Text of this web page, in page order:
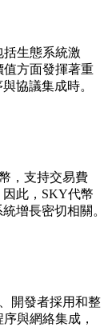
生態系統激
方面發揮著重
協議集成時。
，支持交易費
此，SKY代幣
增長密切相關。
開發者採用和整
與網絡集成，